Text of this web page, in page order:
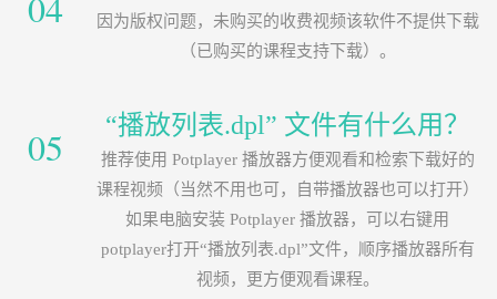
因为版权问题，未购买的收费视频该软件不提供下载
（已购买的课程支持下载）。
05 “播放列表.dpl” 文件有什么用？
推荐使用 Potplayer 播放器方便观看和检索下载好的
课程视频（当然不用也可，自带播放器也可以打开）
如果电脑安装 Potplayer 播放器，可以右键用
potplayer打开“播放列表.dpl”文件，顺序播放器所有
视频，更方便观看课程。